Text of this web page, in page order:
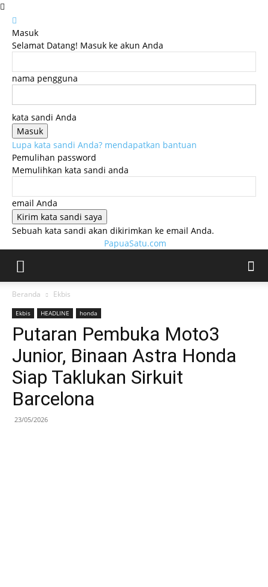
Masuk
Selamat Datang! Masuk ke akun Anda
nama pengguna
kata sandi Anda
Lupa kata sandi Anda? mendapatkan bantuan
Pemulihan password
Memulihkan kata sandi anda
email Anda
Sebuah kata sandi akan dikirimkan ke email Anda.
PapuaSatu.com
Beranda Ekbis
Ekbis HEADLINE honda
Putaran Pembuka Moto3
Junior, Binaan Astra Honda
Siap Taklukan Sirkuit
Barcelona
23/05/2026